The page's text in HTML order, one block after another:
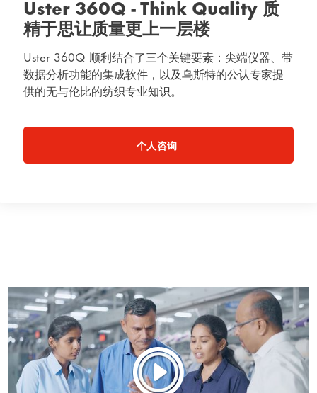
Uster 360Q - Think Quality 质
精于思让质量更上一层楼
Uster 360Q 顺利结合了三个关键要素：尖端仪器、带
数据分析功能的集成软件，以及乌斯特的公认专家提
供的无与伦比的纺织专业知识。
个人咨询